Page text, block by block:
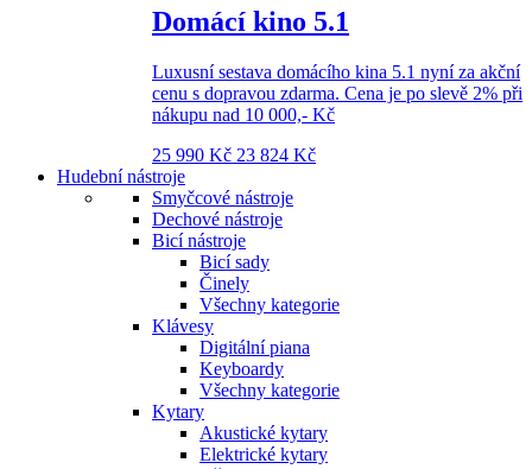
Domácí kino 5.1
Luxusní sestava domácího kina 5.1 nyní za akční
cenu s dopravou zdarma. Cena je po slevě 2% při
nákupu nad 10 000,- Kč
25 990 Kč 23 824 Kč
Hudební nástroje
Smyčcové nástroje
Dechové nástroje
Bicí nástroje
Bicí sady
Činely
Všechny kategorie
Klávesy
Digitální piana
Keyboardy
Všechny kategorie
Kytary
Akustické kytary
Elektrické kytary